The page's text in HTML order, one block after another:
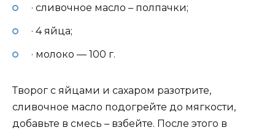
· сливочное масло – полпачки;
· 4 яйца;
· молоко — 100 г.
Творог с яйцами и сахаром разотрите,
сливочное масло подогрейте до мягкости,
добавьте в смесь – взбейте. После этого в